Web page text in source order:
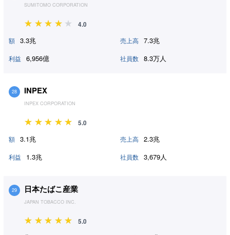
SUMITOMO CORPORATION
4.0
額 3.3兆 売上高 7.3兆
利益 6,956億 社員数 8.3万人
28 INPEX
INPEX CORPORATION
5.0
額 3.1兆 売上高 2.3兆
利益 1.3兆 社員数 3,679人
29 日本たばこ産業
JAPAN TOBACCO INC.
5.0